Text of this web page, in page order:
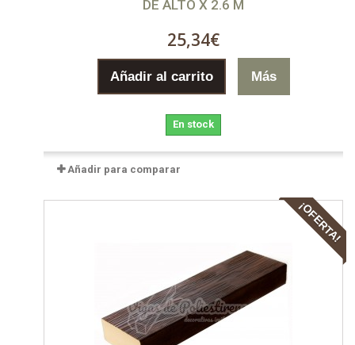
DE ALTO X 2.6 M
25,34€
Añadir al carrito Más
En stock
Añadir para comparar
¡OFERTA!